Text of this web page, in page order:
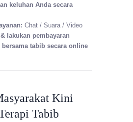
keluhan Anda secara
Chat / Suara / Video
lakukan pembayaran
tabib secara online
Kini
Tabib